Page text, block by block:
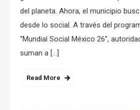
del planeta. Ahora, el municipio
desde lo social. A través del
“Mundial Social México 26”,
suman a […]
Read More